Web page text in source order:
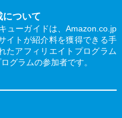
ついて
ューガイドは、Amazon.co.jp
イトが紹介料を獲得できる手
たアフィリエイトプログラム
グラムの参加者です。